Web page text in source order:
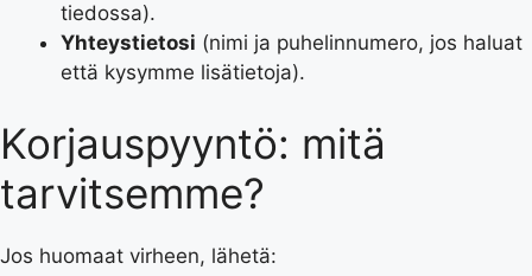
tiedossa).
Yhteystietosi (nimi ja puhelinnumero, jos haluat
että kysymme lisätietoja).
Korjauspyyntö: mitä
tarvitsemme?
Jos huomaat virheen, lähetä: